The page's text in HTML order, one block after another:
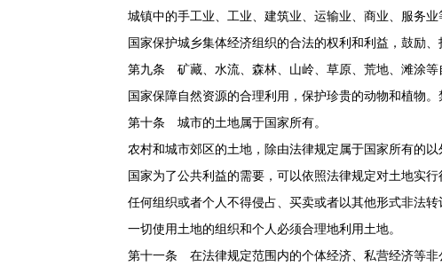
城镇中的手工业、工业、建筑业、运输业、商业、服务业
国家保护城乡集体经济组织的合法的权利和利益，鼓励、
第九条 矿藏、水流、森林、山岭、草原、荒地、滩涂等自
国家保障自然资源的合理利用，保护珍贵的动物和植物。
第十条 城市的土地属于国家所有。
农村和城市郊区的土地，除由法律规定属于国家所有的以
国家为了公共利益的需要，可以依照法律规定对土地实行
任何组织或者个人不得侵占、买卖或者以其他形式非法转
一切使用土地的组织和个人必须合理地利用土地。
第十一条 在法律规定范围内的个体经济、私营经济等非